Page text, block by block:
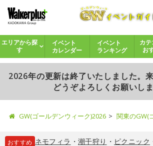
エリアから探
す
イベント
カレンダー
イベント
ランキング
カテ
お
2026年の更新は終了いたしました。
どうぞよろしくお願いしま
GW(ゴールデンウィーク)2026 関東のGW(
おすすめ ネモフィラ ・ 潮干狩り ・ ピクニック